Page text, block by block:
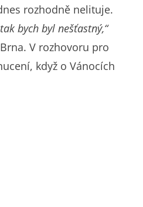
rozhodně nelituje.
bych byl nešťastný,“
V rozhovoru pro
když o Vánocích